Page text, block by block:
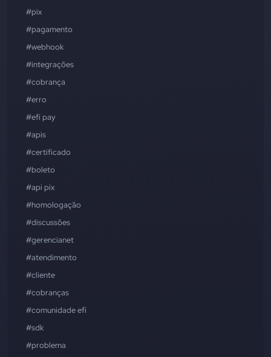
#pix
#pagamento
#webhook
#integrações
#cobrança
#erro
#efí pay
#apis
#certificado
#boleto
#api pix
#homologação
#discussões
#gerencianet
#atendimento
#cliente
#cobranças
#comunidade efí
#sdk
#problema